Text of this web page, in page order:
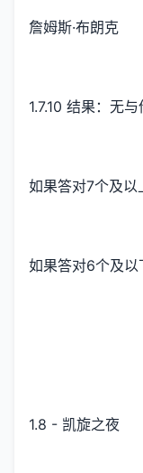
詹姆斯·布朗克
1.7.10 结果：无
如果答对7个及以
如果答对6个及
1.8 - 凯旋之夜